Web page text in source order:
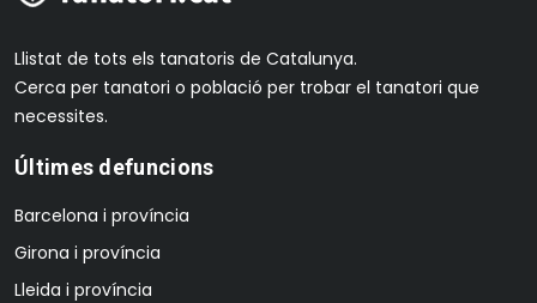
Llistat de tots els tanatoris de Catalunya.
Cerca per tanatori o població per trobar el tanatori que
necessites.
Últimes defuncions
Barcelona i província
Girona i província
Lleida i província